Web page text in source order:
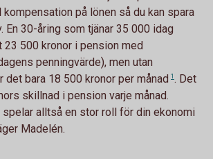
på lönen så du kan spara
En 30-åring som tjänar 35 000 idag
23 500 kronor i pension med
penningvärde), men utan
det bara 18 500 kronor per månad 1. Det
skillnad i pension varje månad.
alltså en stor roll för din ekonomi
Madelén.